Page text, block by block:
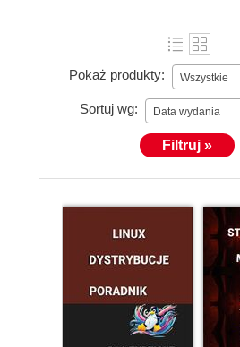
Pokaż produkty: Wszystkie
Sortuj wg: Data wydania
Filtruj »